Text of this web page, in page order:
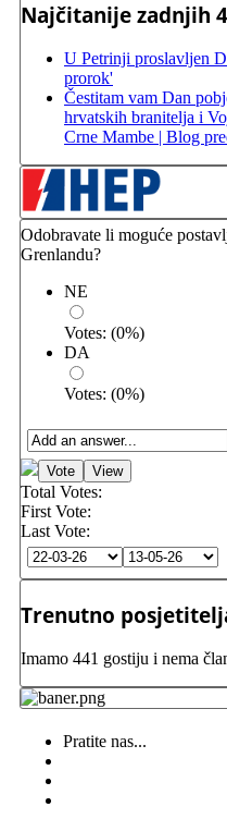
Najčitanije zadnjih
U Petrinji proslavljen
prorok'
Čestitam vam Dan
hrvatskih branitelja i
Crne Mambe | Blog
Odobravate li moguće
Grenlandu?
NE
Votes: (0%)
DA
Votes: (0%)
Total Votes:
First Vote:
Last Vote:
Trenutno
Imamo 441 gostiju i nema
Pratite nas...